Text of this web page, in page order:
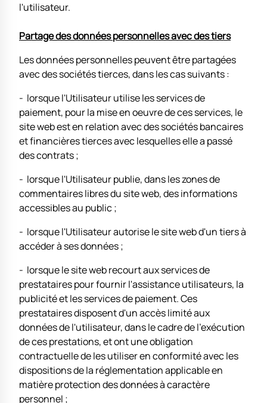
l'utilisateur.
Partage des données personnelles avec des tiers
Les données personnelles peuvent être partagées
avec des sociétés tierces, dans les cas suivants :
- lorsque l'Utilisateur utilise les services de
paiement, pour la mise en oeuvre de ces services, le
site web est en relation avec des sociétés bancaires
et financières tierces avec lesquelles elle a passé
des contrats ;
- lorsque l'Utilisateur publie, dans les zones de
commentaires libres du site web, des informations
accessibles au public ;
- lorsque l'Utilisateur autorise le site web d'un tiers à
accéder à ses données ;
- lorsque le site web recourt aux services de
prestataires pour fournir l'assistance utilisateurs, la
publicité et les services de paiement. Ces
prestataires disposent d'un accès limité aux
données de l'utilisateur, dans le cadre de l'exécution
de ces prestations, et ont une obligation
contractuelle de les utiliser en conformité avec les
dispositions de la réglementation applicable en
matière protection des données à caractère
personnel ;